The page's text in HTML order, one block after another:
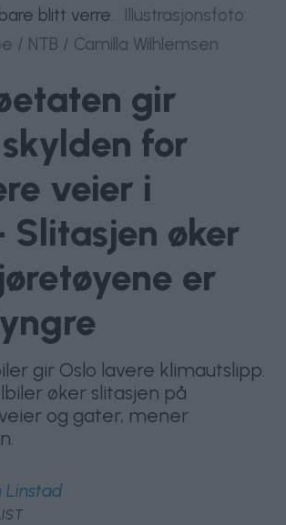
blitt verre.
Illustrasjonsfoto:
/ NTB / Camilla Wilhlemsen
gir
for
veier i
Slitasjen øker
er
gir Oslo lavere klimautslipp.
øker slitasjen på
og gater, mener
Linstad